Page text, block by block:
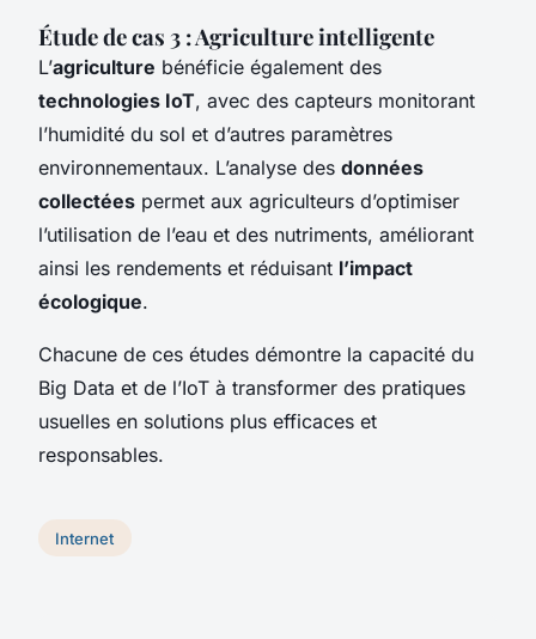
Étude de cas 3 : Agriculture intelligente
L’agriculture bénéficie également des
technologies IoT, avec des capteurs monitorant
l’humidité du sol et d’autres paramètres
environnementaux. L’analyse des données
collectées permet aux agriculteurs d’optimiser
l’utilisation de l’eau et des nutriments, améliorant
ainsi les rendements et réduisant l’impact
écologique.
Chacune de ces études démontre la capacité du
Big Data et de l’IoT à transformer des pratiques
usuelles en solutions plus efficaces et
responsables.
Internet